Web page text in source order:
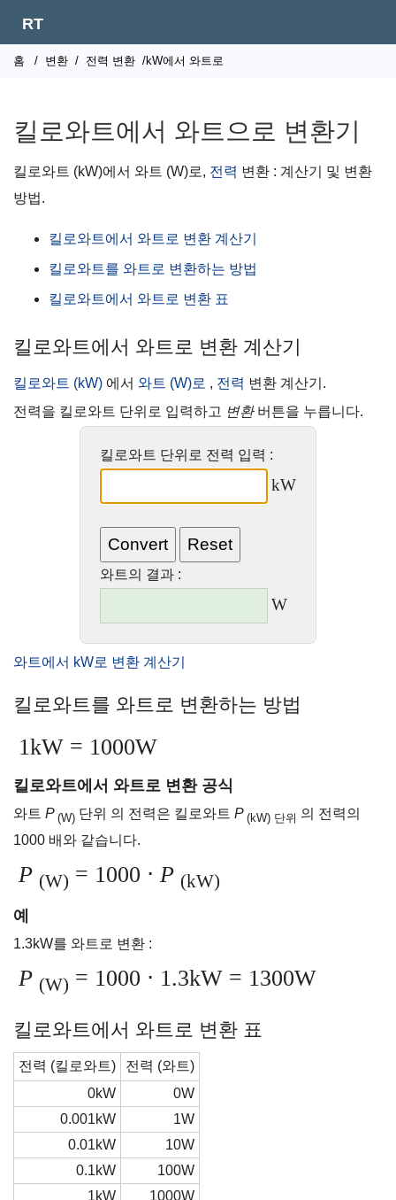
RT
홈 / 변환 / 전력 변환 /kW에서 와트로
킬로와트에서 와트으로 변환기
킬로와트 (kW)에서 와트 (W)로, 전력 변환 : 계산기 및 변환
방법.
킬로와트에서 와트로 변환 계산기
킬로와트를 와트로 변환하는 방법
킬로와트에서 와트로 변환 표
킬로와트에서 와트로 변환 계산기
킬로와트 (kW) 에서 와트 (W)로 , 전력 변환 계산기.
전력을 킬로와트 단위로 입력하고 변환버튼을 누릅니다.
킬로와트 단위로 전력 입력 :
kW
와트의 결과 :
W
와트에서 kW로 변환 계산기
킬로와트를 와트로 변환하는 방법
1kW = 1000W
킬로와트에서 와트로 변환 공식
와트 P (W) 단위 의 전력은 킬로와트 P (kW) 단위 의 전력의
1000 배와 같습니다.
P (W) = 1000 ⋅ P (kW)
예
1.3kW를 와트로 변환 :
P (W) = 1000 ⋅ 1.3kW = 1300W
킬로와트에서 와트로 변환 표
전력 (킬로와트)
전력 (와트)
0kW
0W
0.001kW
1W
0.01kW
10W
0.1kW
100W
1kW
1000W